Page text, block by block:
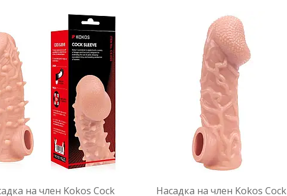
на член Kokos Cock
Насадка на член Kokos Cock